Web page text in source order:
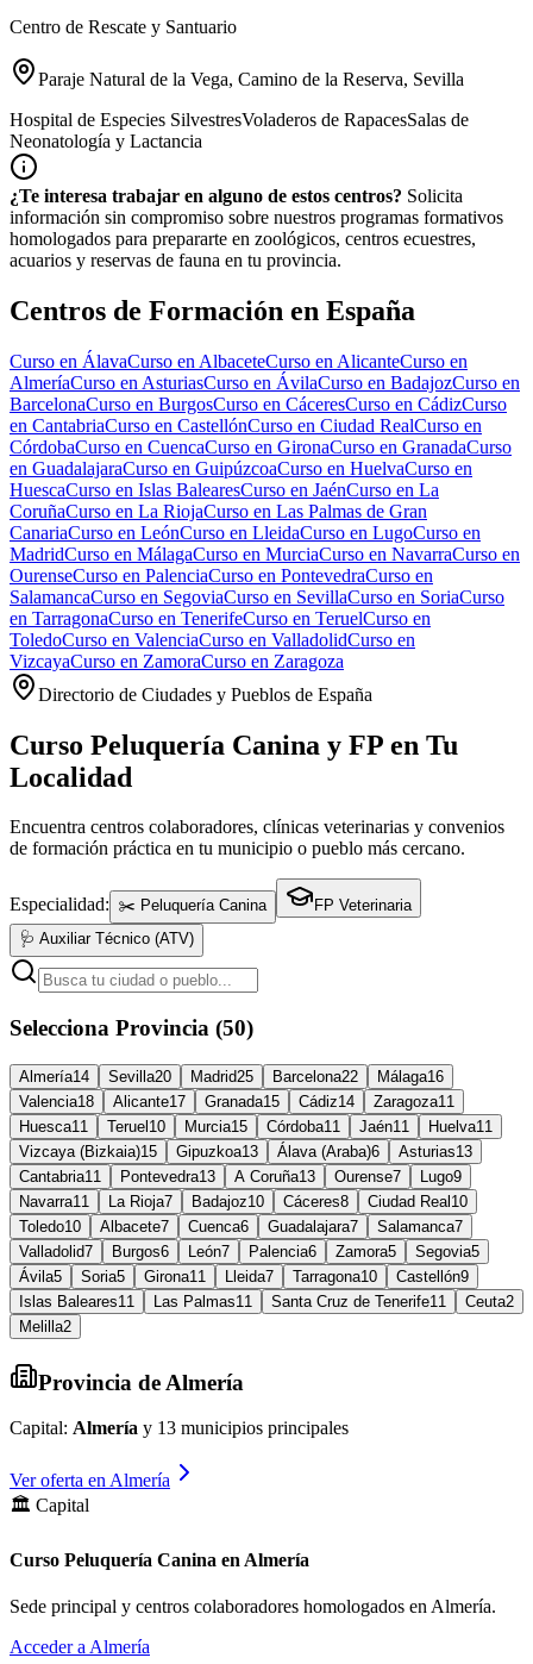
Centro de Rescate y Santuario
Paraje Natural de la Vega, Camino de la Reserva, Sevilla
Hospital de Especies SilvestresVoladeros de RapacesSalas de
Neonatología y Lactancia
¿Te interesa trabajar en alguno de estos centros? Solicita
información sin compromiso sobre nuestros programas formativos
homologados para prepararte en zoológicos, centros ecuestres,
acuarios y reservas de fauna en tu provincia.
Centros de Formación en España
Curso en ÁlavaCurso en AlbaceteCurso en AlicanteCurso en
AlmeríaCurso en AsturiasCurso en ÁvilaCurso en BadajozCurso en
BarcelonaCurso en BurgosCurso en CáceresCurso en CádizCurso
en CantabriaCurso en CastellónCurso en Ciudad RealCurso en
CórdobaCurso en CuencaCurso en GironaCurso en GranadaCurso
en GuadalajaraCurso en GuipúzcoaCurso en HuelvaCurso en
HuescaCurso en Islas BalearesCurso en JaénCurso en La
CoruñaCurso en La RiojaCurso en Las Palmas de Gran
CanariaCurso en LeónCurso en LleidaCurso en LugoCurso en
MadridCurso en MálagaCurso en MurciaCurso en NavarraCurso en
OurenseCurso en PalenciaCurso en PontevedraCurso en
SalamancaCurso en SegoviaCurso en SevillaCurso en SoriaCurso
en TarragonaCurso en TenerifeCurso en TeruelCurso en
ToledoCurso en ValenciaCurso en ValladolidCurso en
VizcayaCurso en ZamoraCurso en Zaragoza
Directorio de Ciudades y Pueblos de España
Curso Peluquería Canina y FP en Tu
Localidad
Encuentra centros colaboradores, clínicas veterinarias y convenios
de formación práctica en tu municipio o pueblo más cercano.
Especialidad: ✂️ Peluquería Canina
FP Veterinaria
🩺 Auxiliar Técnico (ATV)
Selecciona Provincia (50)
Almería14 Sevilla20 Madrid25 Barcelona22 Málaga16
Valencia18 Alicante17 Granada15 Cádiz14 Zaragoza11
Huesca11 Teruel 10 Murcia15 Córdoba11 Jaén11 Huelva11
Vizcaya (Bizkaia)15 Gipuzkoa13 Álava (Araba)6 Asturias13
Cantabria11 Pontevedra13 A Coruña13 Ourense7 Lugo9
Navarra11 La Rioja7 Badajoz10 Cáceres8 Ciudad Real 10
Toledo10 Albacete7 Cuenca6 Guadalajara7 Salamanca7
Valladolid7 Burgos6 León7 Palencia6 Zamora5 Segovia5
Ávila5 Soria5 Girona11 Lleida7 Tarragona10 Castellón9
Islas Baleares11 Las Palmas11 Santa Cruz de Tenerife11 Ceuta2
Melilla2
Provincia de Almería
Capital: Almería y 13 municipios principales
Ver oferta en Almería
🏛️ Capital
Curso Peluquería Canina en Almería
Sede principal y centros colaboradores homologados en Almería.
Acceder a Almería